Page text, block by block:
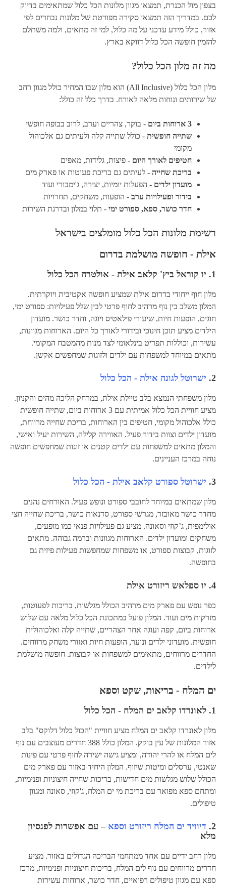
בצפון מול הכנרת, תמצאו מגוון מלונות הכל כלול שמתאימים בדיוק
לכם. במדריך הזה תמצאו סקירה מפורטת של מלונות נבחרים לפי
אזור, כולל מידע עדכני על מה כלול, למי זה מתאים, ולמה משתלם
להזמין חופשה הכל כלול דווקא בארץ.
מה זה מלון הכל כלול?
מלון הכל כלול (All Inclusive) הוא מלון שבו המחיר כולל מגוון רחב
של שירותים ונוחות מלאה לאורח. בדרך כלל זה כולל:
3 ארוחות ביום
- בוקר, צהריים וערב, לרוב בבופה חופשי
שתייה חופשית - כולל שתייה קלה ולעיתים גם אלכוהול
מקומי
חטיפים לאורך היום - פיצות, גלידות, מאפים
בריכת שחייה - לעיתים גם בריכת פעוטות או פארק מים
מועדון ילדים - הפעלות יומיות, יצירה, ג'ימבורי ועוד
בידור ופעילויות ערב - הופעות, משחקים, תחרויות
חדר כושר, ספא, ספורט ימי - תלוי במלון ובדרגת השירות
רשימת מלונות הכל כלול מומלצים בישראל
אילת - חופשה מושלמת בדרום
1. יו קוראל ביץ' קלאב אילת - אולטרה הכל כלול
מלון חוף ייחודי בדרום אילת שמציע חופשה אקטיבית ויוקרתית.
המלון משלב בין נוף מרהיב לחוף פרטי לבין שלל פעילויות: ספורט ימי,
חוגים, הופעות חיות, שיעורי פילאטיס ויוגה, וחדר כושר. מועדון
הילדים מציע תוכן חינוכי ובידורי לאורך כל היום. הארוחות מגוונות,
עשירות, וכוללות תפריט בינלאומי לצד מנות מהמטבח המקומי.
מתאים במיוחד למשפחות עם ילדים ולזוגות שמחפשים אקשן.
2. ישרוטל לגונה אילת - הכל כלול
מלון משפחתי הנמצא בלב טיילת אילת, במרחק הליכה מהים והקניון.
מציע חוויית הכל כלול אמיתית עם 3 ארוחות ביום, שתייה חופשית
כולל אלכוהול מקומי, חטיפים בין הארוחות, בריכת שחייה מרווחת,
מועדון ילדים וצוות בידור פעיל. האווירה קלילה, השירות יעיל ואישי,
והמלון מתאים למשפחות עם ילדים קטנים או זוגות שמחפשים חופשה
נוחה במרכז העניינים.
3. ישרוטל ספורט קלאב אילת - הכל כלול
מלון שמתאים במיוחד לחובבי ספורט ונופש פעיל. האורחים נהנים
מחדר כושר מאובזר, מגרשי ספורט, סדנאות כושר, בריכת שחייה חצי
אולימפית, ג’קוזי וסאונה. מציע גם פעילויות פנאי כמו מופעים,
משחקים ומועדון ילדים. הארוחות מגוונות וברמה גבוהה. מתאים
לזוגות, קבוצות ספורט, או משפחות שמחפשות פעילות פיזית גם
בחופשה.
4. יו ספלאש ריזורט אילת
כפר נופש עם פארק מים מרהיב הכולל מגלשות, בריכות לפעוטות,
מזרקות מים ועוד. המלון פועל במתכונת הכל כלול מלאה עם שלוש
ארוחות ביום, קפה ועוגה אחר הצהריים, שתייה קלה ואלכוהולית
חופשית. מועדוני ילדים ונוער, הופעות חיות ואזורי משחק מרווחים.
החדרים מרווחים, מתאימים למשפחות או קבוצות. חופשה מושלמת
לילדים.
ים המלח - בריאות, שקט וספא
1. לאונרדו קלאב ים המלח - הכל כלול
מלון לאונרדו קלאב ים המלח מציע חוויית "הכול כלול דלוקס" בלב
אזור המלונות של עין בוקק. המלון כולל 388 חדרים מעוצבים עם נוף
לים המלח או להרי יהודה, ומציע גישה ישירה לחוף פרטי עם פינות
שאנטי, ערסלים ומיטות שיזוף. המלון היחיד באזור עם פארק מים
הכולל שלוש מגלשות מים חדישות, בריכות שחייה חיצוניות ופנימיות,
ומתחם ספא מפואר עם בריכת מי ים המלח, ג'קוזי, סאונה ומגוון
טיפולים.
2. דיוויד ים המלח ריזורט וספא – עם אפשרות לפנסיון
מלא
מלון רחב ידיים עם אחד ממתחמי הבריכה הגדולים באזור. מציע
חדרים מרווחים עם נוף לים המלח, בריכות חיצוניות ופנימיות, מרכז
ספא עם מגוון טיפולים רפואיים, חדר כושר, ארוחות עשירות